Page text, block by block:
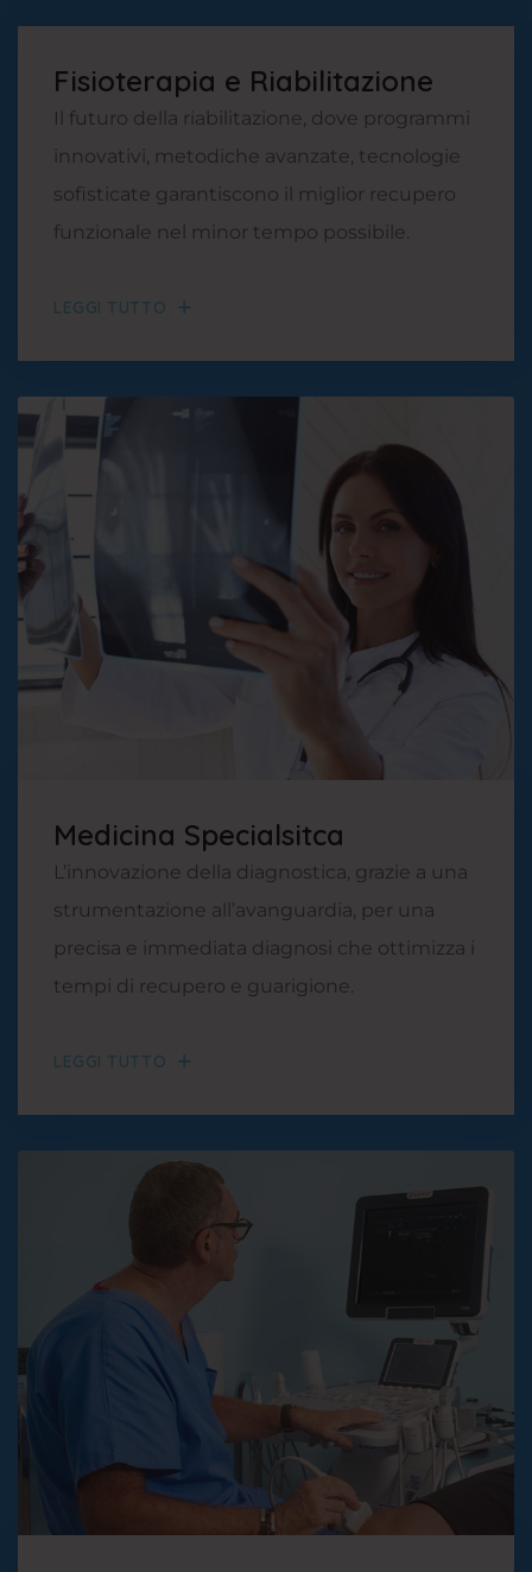
Fisioterapia e Riabilitazione
Il futuro della riabilitazione, dove programmi
innovativi, metodiche avanzate, tecnologie
sofisticate garantiscono il miglior recupero
funzionale nel minor tempo possibile.
LEGGI TUTTO
Medicina Specialsitca
L’innovazione della diagnostica, grazie a una
strumentazione all’avanguardia, per una
precisa e immediata diagnosi che ottimizza i
tempi di recupero e guarigione.
LEGGI TUTTO